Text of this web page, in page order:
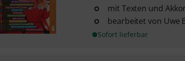
mit Texten und
bearbeitet von Uwe
Sofort lieferbar